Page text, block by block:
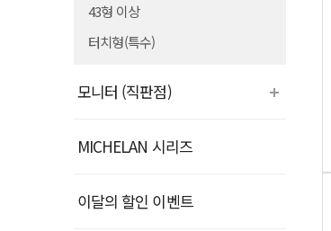
43형 이상
터치형(특수)
모니터 (직판점)
MICHELAN 시리즈
이달의 할인 이벤트